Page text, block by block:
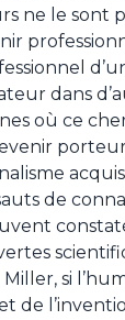
ne le sont
dans
où ce
de
si
de